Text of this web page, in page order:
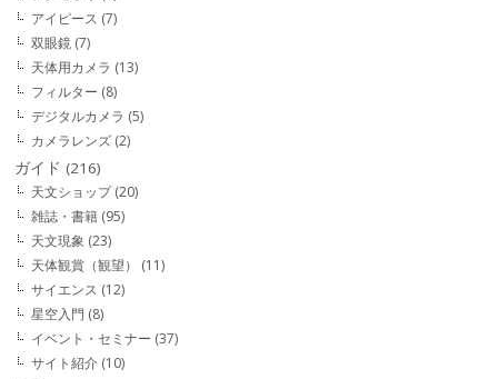
アイピース (7)
双眼鏡 (7)
天体用カメラ (13)
フィルター (8)
デジタルカメラ (5)
カメラレンズ (2)
ガイド (216)
天文ショップ(20)
雑誌・書籍 (95)
天文現象 (23)
天体観賞（観望）
(11)
サイエンス (12)
星空入門 (8)
イベント・セミナー (37)
サイト紹介 (10)